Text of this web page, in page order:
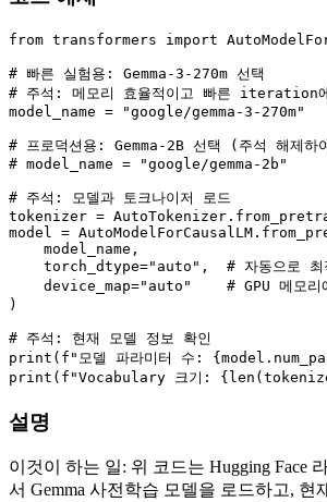
from transformers import
# 빠른 실험용: Gemma-3-270m 선택
# 주석: 메모리 효율적이고 빠른 iteration
model_name =
"google/gemma-3-270m"
# 프로덕션용: Gemma-2B 선택 (주석 해제하
# model_name = "google/gemma-2b"
# 주석: 모델과 토크나이저 로드
tokenizer =
model =
    model_name,
    torch_dtype=
"auto" , # 자동으로
    device_map=
"auto"
# GPU 메모
)
# 주석: 현재 모델 정보 확인
print ( f"모델 파라미터 수:
print ( f"Vocabulary 크기: { len
설명
이것이 하는 일: 위 코드는 Hugging Face
서 Gemma 사전학습 모델을 로드하고, 현